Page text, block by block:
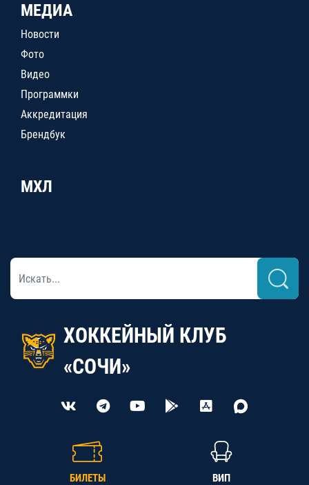
МЕДИА
Новости
Фото
Видео
Программки
Аккредитация
Брендбук
МХЛ
ХОККЕЙНЫЙ КЛУБ
«СОЧИ»
БИЛЕТЫ ВИП